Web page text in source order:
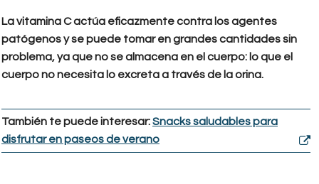
La vitamina C actúa eficazmente contra los agentes
patógenos y se puede tomar en grandes cantidades sin
problema, ya que no se almacena en el cuerpo: lo que el
cuerpo no necesita lo excreta a través de la orina.
También te puede interesar:Snacks saludables para
disfrutar en paseos de verano